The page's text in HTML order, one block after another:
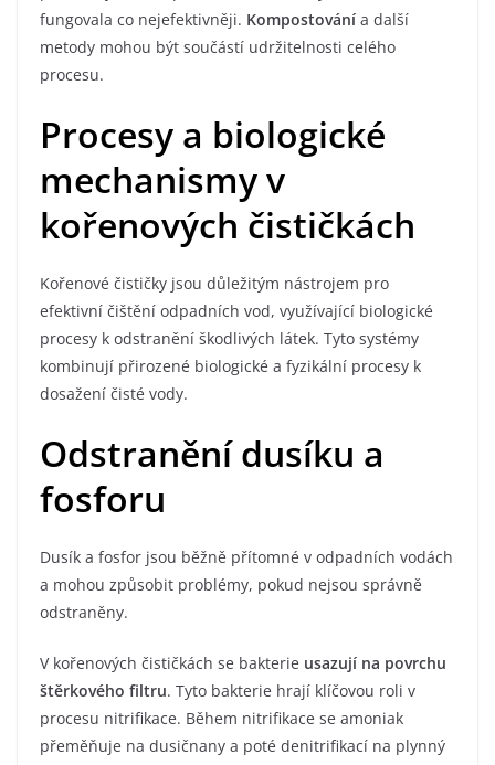
fungovala co nejefektivněji. Kompostování a další
metody mohou být součástí udržitelnosti celého
procesu.
Procesy a biologické
mechanismy v
kořenových čističkách
Kořenové čističky jsou důležitým nástrojem pro
efektivní čištění odpadních vod, využívající biologické
procesy k odstranění škodlivých látek. Tyto systémy
kombinují přirozené biologické a fyzikální procesy k
dosažení čisté vody.
Odstranění dusíku a
fosforu
Dusík a fosfor jsou běžně přítomné v odpadních vodách
a mohou způsobit problémy, pokud nejsou správně
odstraněny.
V kořenových čističkách se bakterie usazují na povrchu
štěrkového filtru. Tyto bakterie hrají klíčovou roli v
procesu nitrifikace. Během nitrifikace se amoniak
přeměňuje na dusičnany a poté denitrifikací na plynný